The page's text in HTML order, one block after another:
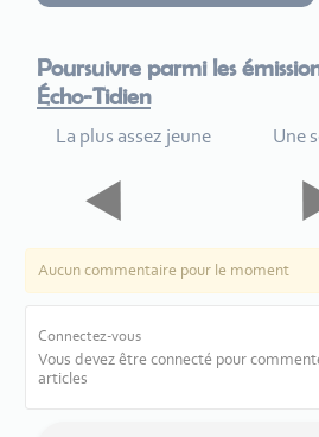
Poursuivre parmi les
Écho-Tidien
La plus assez jeune Une
Aucun commentaire pour le moment
Connectez-vous
Vous devez être connecté pour
articles